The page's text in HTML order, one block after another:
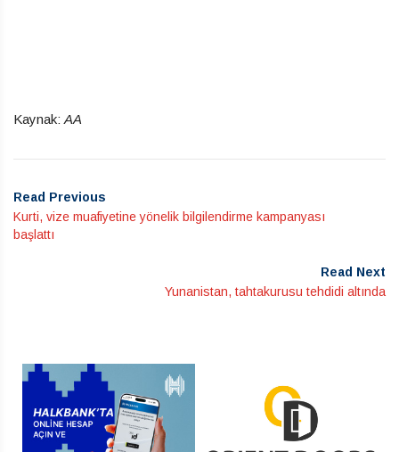
Kaynak: AA
Read Previous
Kurti, vize muafiyetine yönelik bilgilendirme kampanyası
başlattı
Read Next
Yunanistan, tahtakurusu tehdidi altında